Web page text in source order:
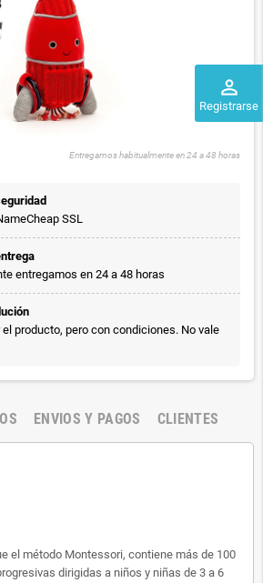
perm_identity
Registrarse
Entregamos habitualmente en 24 a 48 horas
SSL
entregamos en 24 a 48 horas
el producto, pero con condiciones. No vale
ENVIOS Y PAGOS CLIENTES
el método Montessori, contiene más de 100
dirigidas a niños y niñas de 3 a 6